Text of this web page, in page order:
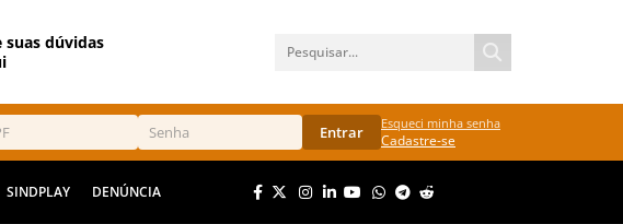
suas dúvidas
Entrar Esqueci minha senha
Cadastre-se
SINDPLAY DENÚNCIA